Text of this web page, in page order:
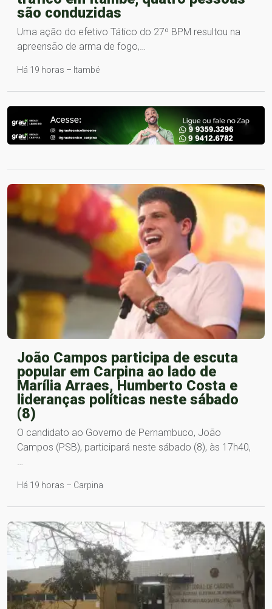
são conduzidas
Uma ação do efetivo Tático do 27º BPM resultou na
apreensão de arma de fogo,…
Há 19 horas – Itambé
João Campos participa de escuta
popular em Carpina ao lado de
Marília Arraes, Humberto Costa e
lideranças políticas neste sábado
(8)
O candidato ao Governo de Pernambuco, João
Campos (PSB), participará neste sábado (8), às 17h40,
Há 19 horas – Carpina